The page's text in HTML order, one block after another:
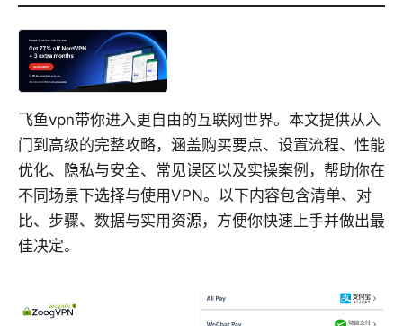
飞鱼vpn带你进入更自由的互联网世界。本文提供从入
门到高级的完整攻略，涵盖购买要点、设置流程、性能
优化、隐私与安全、常见误区以及实操案例，帮助你在
不同场景下选择与使用VPN。以下内容包含清单、对
比、步骤、数据与实用资源，方便你快速上手并做出最
佳决定。